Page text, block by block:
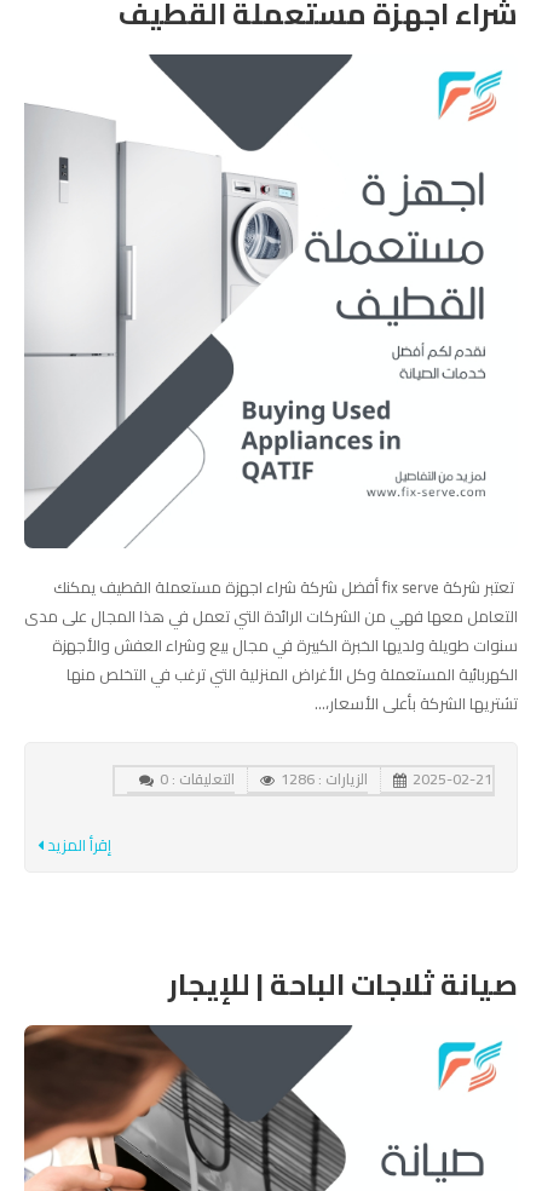
شراء اجهزة مستعملة القطيف
تعتبر شركة fix serve أفضل شركة شراء اجهزة مستعملة القطيف يمكنك
التعامل معها فهي من الشركات الرائدة التي تعمل في هذا المجال على مدى
سنوات طويلة ولديها الخبرة الكبيرة في مجال بيع وشراء العفش والأجهزة
الكهربائية المستعملة وكل الأغراض المنزلية التي ترغب في التخلص منها
تشتريها الشركة بأعلى الأسعار،...
2025-02-21 الزيارات : 1286 التعليقات : 0
إقرأ المزيد
صيانة ثلاجات الباحة | للإيجار